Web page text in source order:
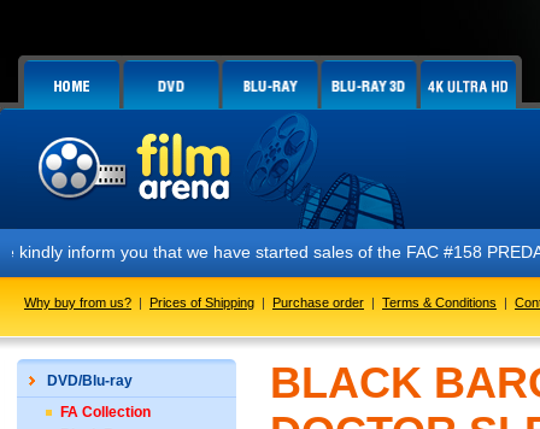
you that we have started sales of the FAC #158 PREDATOR E1 +
Why buy from us? | Prices of Shipping | Purchase order | Terms & Conditions |
DVD/Blu-ray
FA Collection
BLACK